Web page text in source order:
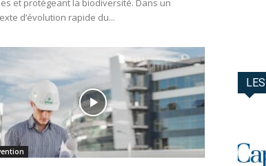
et protégeant la biodiversité. Dans un
d’évolution rapide du...